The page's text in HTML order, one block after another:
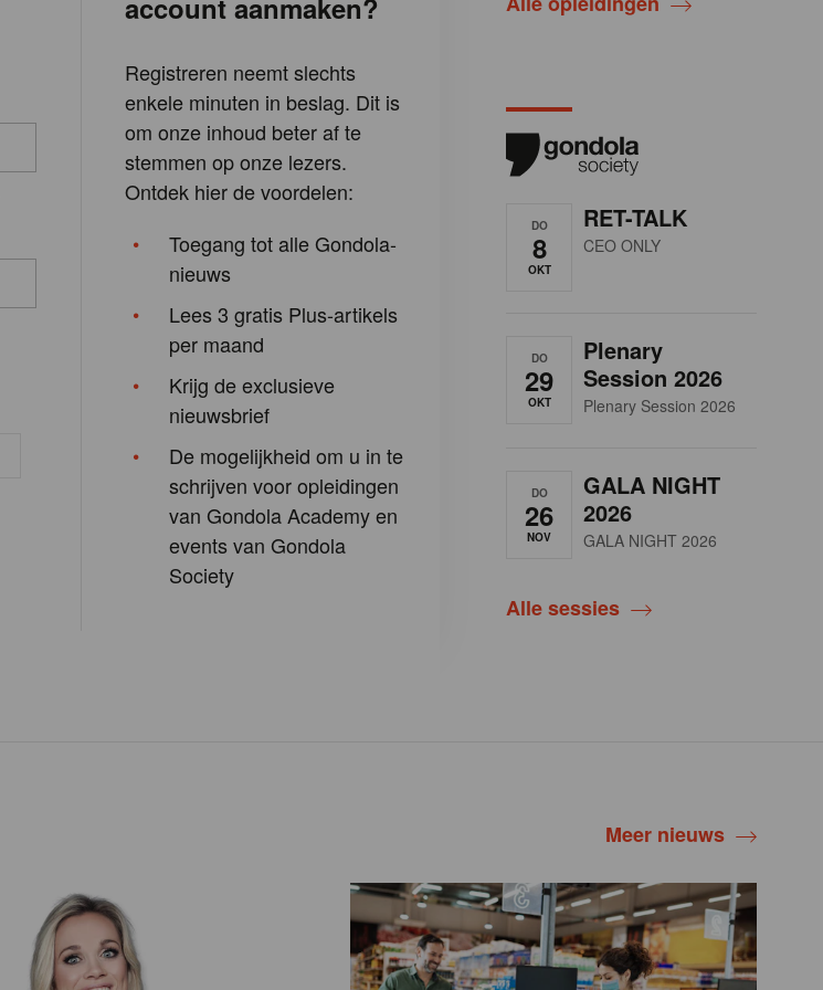
account aanmaken?
Registreren neemt slechts
enkele minuten in beslag. Dit is
om onze inhoud beter af te
stemmen op onze lezers.
Ontdek hier de voordelen:
Toegang tot alle Gondola-
nieuws
Lees 3 gratis Plus-artikels
per maand
Krijg de exclusieve
nieuwsbrief
De mogelijkheid om u in te
schrijven voor opleidingen
van Gondola Academy en
events van Gondola
Society
DO
8
OKT
RET-TALK
CEO ONLY
DO
29
OKT
Plenary
Session 2026
Plenary Session 2026
DO
26
NOV
GALA NIGHT
2026
GALA NIGHT 2026
Alle sessies
Meer nieuws